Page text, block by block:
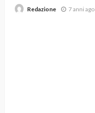
Redazione 7 anni ago